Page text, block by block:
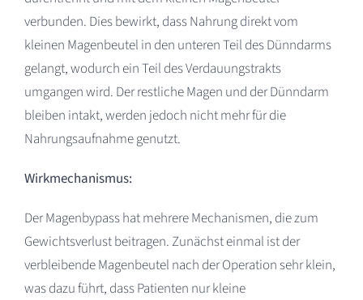
verbunden. Dies bewirkt, dass Nahrung direkt vom
kleinen Magenbeutel in den unteren Teil des Dünndarms
gelangt, wodurch ein Teil des Verdauungstrakts
umgangen wird. Der restliche Magen und der Dünndarm
bleiben intakt, werden jedoch nicht mehr für die
Nahrungsaufnahme genutzt.
Wirkmechanismus:
Der Magenbypass hat mehrere Mechanismen, die zum
Gewichtsverlust beitragen. Zunächst einmal ist der
verbleibende Magenbeutel nach der Operation sehr klein,
was dazu führt, dass Patienten nur kleine